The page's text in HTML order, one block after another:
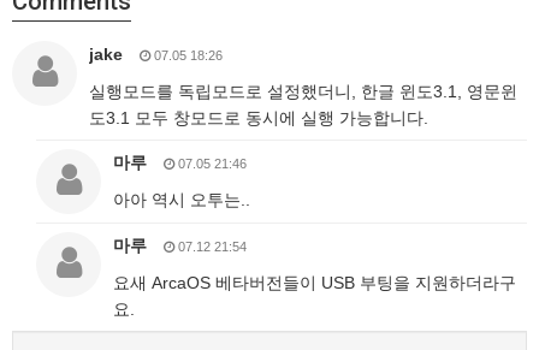
jake 07.05 18:26
실행모드를 독립모드로 설정했더니, 한글 윈도3.1, 영문윈
도3.1 모두 창모드로 동시에 실행 가능합니다.
마루 07.05 21:46
아아 역시 오투는..
마루 07.12 21:54
요새 ArcaOS 베타버전들이 USB 부팅을 지원하더라구
요.